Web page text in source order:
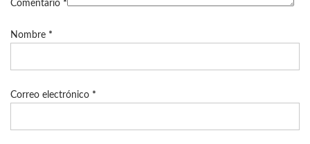
Comentario *
Nombre *
Correo electrónico *